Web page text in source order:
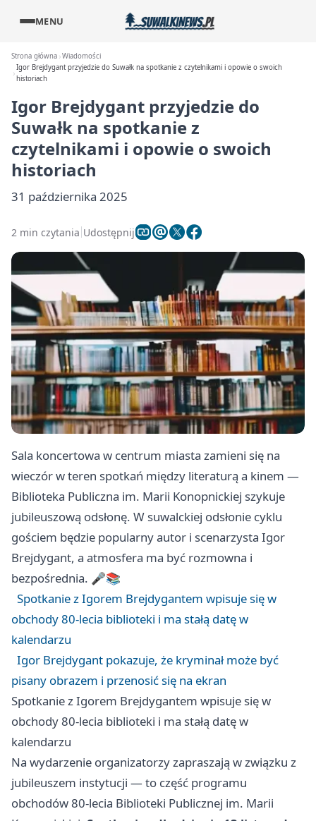
MENU
Strona główna Wiadomości
Igor Brejdygant przyjedzie do Suwałk na spotkanie z czytelnikami i opowie o swoich
historiach
Igor Brejdygant przyjedzie do
Suwałk na spotkanie z
czytelnikami i opowie o swoich
historiach
31 października 2025
2 min czytania Udostępnij
Sala koncertowa w centrum miasta zamieni się na
wieczór w teren spotkań między literaturą a kinem —
Biblioteka Publiczna im. Marii Konopnickiej szykuje
jubileuszową odsłonę. W suwalckiej odsłonie cyklu
gościem będzie popularny autor i scenarzysta Igor
Brejdygant, a atmosfera ma być rozmowna i
bezpośrednia. 🎤📚
Spotkanie z Igorem Brejdygantem wpisuje się w
obchody 80-lecia biblioteki i ma stałą datę w
kalendarzu
Igor Brejdygant pokazuje, że kryminał może być
pisany obrazem i przenosić się na ekran
Spotkanie z Igorem Brejdygantem wpisuje się w
obchody 80-lecia biblioteki i ma stałą datę w
kalendarzu
Na wydarzenie organizatorzy zapraszają w związku z
jubileuszem instytucji — to część programu
obchodów 80-lecia Biblioteki Publicznej im. Marii